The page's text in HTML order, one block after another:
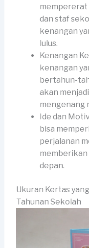
mempererat
dan staf
kenangan
lulus.
Kenangan
kenangan
bertahun-
akan
mengenang
Ide dan
bisa
perjalanan
memberikan
depan.
Ukuran Kertas
Tahunan Sekolah